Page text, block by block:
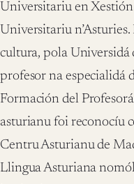
Universitariu en
Universitariu
cultura, pola Universidá
profesor na especialidá
Formación del
asturianu foi reconocíu
Centru Asturianu de
Llingua Asturiana